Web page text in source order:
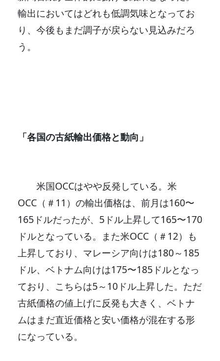
輸出においてはどれも低調気味となってお
り、今後もまだ調子が戻らない見込みだろ
う。
「各国の古紙輸出価格と動向」
米国OCCはやや反発している。米
OCC（＃11）の輸出価格は、前月は160〜
165ドルだったが、5ドル上昇して165〜170
ドルとなっている。また米OCC（＃12）も
上昇しており、マレーシア向けは180～185
ドル、ベトナム向けは175〜185ドルとなっ
ており、こちらは5～10ドル上昇した。ただ
古紙価格の値上げに反発も大きく、ベトナ
ムはまだ直近価格と安い価格が混在する形
になっている。